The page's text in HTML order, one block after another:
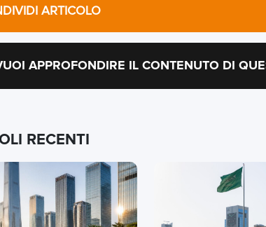
ARTICOLO
APPROFONDIRE IL CONTENUTO DI
RECENTI